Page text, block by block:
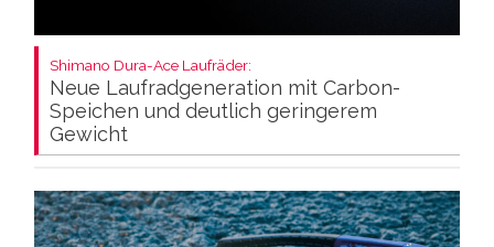
Shimano Dura-Ace Laufräder:
Neue Laufradgeneration mit Carbon-
Speichen und deutlich geringerem
Gewicht